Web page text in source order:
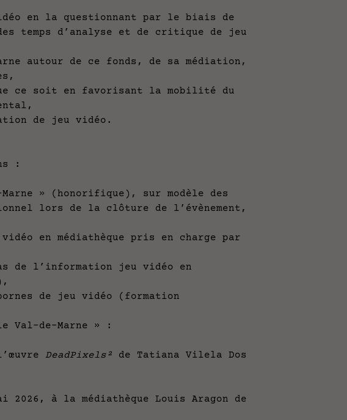
en la questionnant par le biais de
temps d’analyse et de critique de jeu
autour de ce fonds, de sa médiation,
ce soit en favorisant la mobilité du
de jeu vidéo.
:
» (honorifique), sur modèle des
lors de la clôture de l’évènement,
en médiathèque pris en charge par
l’information jeu vidéo en
de jeu vidéo (formation
de-Marne » :
DeadPixels² de Tatiana Vilela Dos
2026, à la médiathèque Louis Aragon de